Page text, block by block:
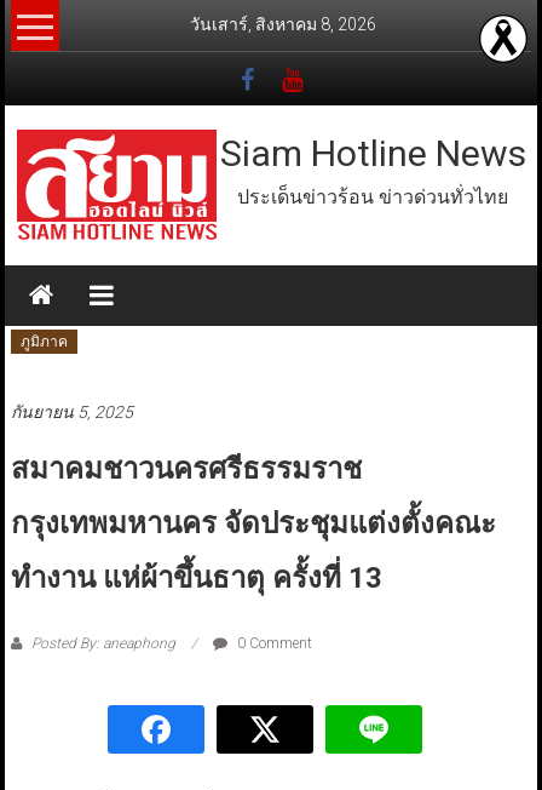
Skip
to
วันเสาร์, สิงหาคม 8, 2026
Siam Hotline News
ประเด็นข่าวร้อน ข่าวด่วนทั่วไทย
ภูมิภาค
กันยายน 5, 2025
สมาคมชาวนครศรีธรรมราช
กรุงเทพมหานคร จัดประชุมแต่งตั้งคณะ
ทำงาน แห่ผ้าขึ้นธาตุ ครั้งที่ 13
Posted By: aneaphong 0 Comment